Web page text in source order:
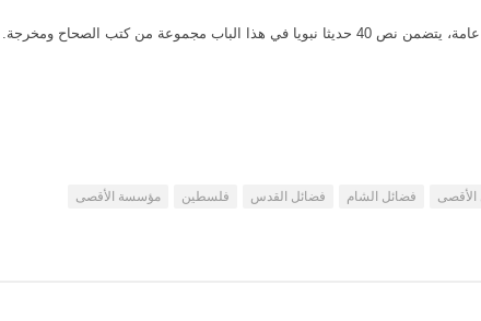
من كتب الصحاح ومخرجة.
الأقصى فضائل الشام فضائل القدس فلسطين
مؤسسة الأقصى